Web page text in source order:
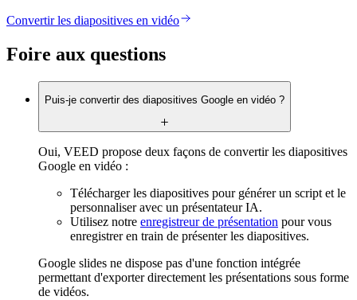
Convertir les diapositives en vidéo
Foire aux questions
Puis-je convertir des diapositives Google en vidéo ?
Oui, VEED propose deux façons de convertir les diapositives
Google en vidéo :
Télécharger les diapositives pour générer un script et le
personnaliser avec un présentateur IA.
Utilisez notre enregistreur de présentation pour vous
enregistrer en train de présenter les diapositives.
Google slides ne dispose pas d'une fonction intégrée
permettant d'exporter directement les présentations sous forme
de vidéos.